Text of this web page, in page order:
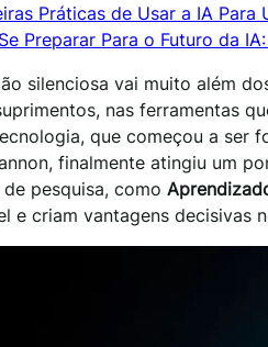
Práticas de Usar a IA Para
Preparar Para o Futuro da
silenciosa vai muito além
nas ferramentas
que começou a ser
finalmente atingiu um
pesquisa, como
e criam vantagens decisivas